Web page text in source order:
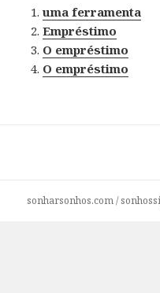
uma ferramenta
Empréstimo
O empréstimo
O empréstimo
sonharsonhos.com/